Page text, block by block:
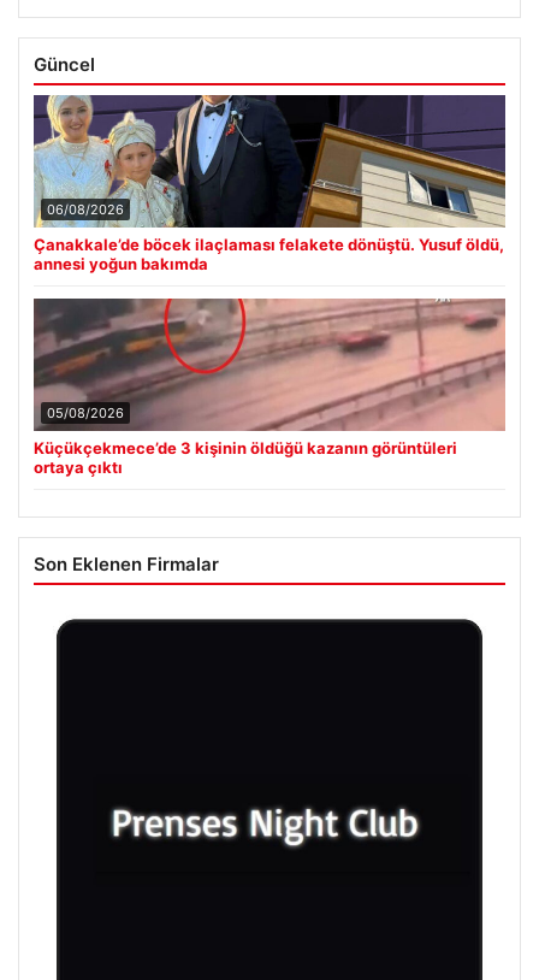
Güncel
06/08/2026
Çanakkale’de böcek ilaçlaması felakete dönüştü. Yusuf öldü,
annesi yoğun bakımda
05/08/2026
Küçükçekmece’de 3 kişinin öldüğü kazanın görüntüleri
ortaya çıktı
Son Eklenen Firmalar